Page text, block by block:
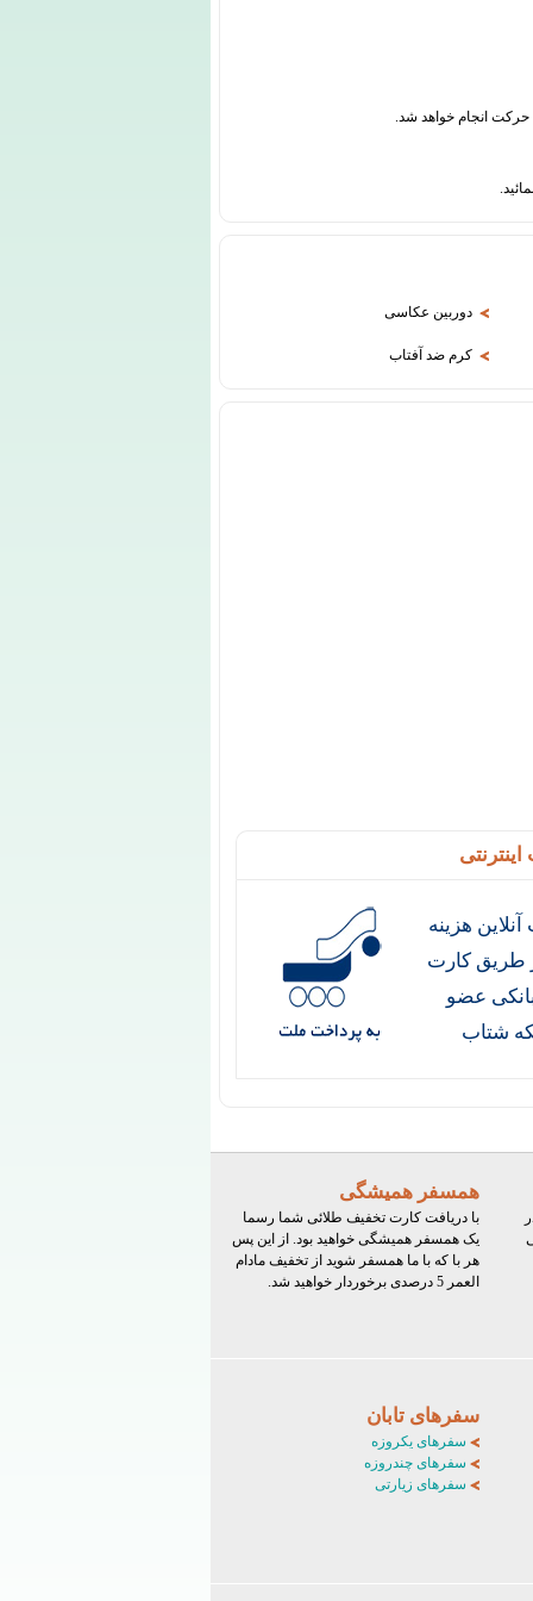
دوربین عکاسی
کرم ضد آفتاب
هزینه
طریق کارت
عضو
شتاب
همسفر همیشگی
با دریافت کارت تخفیف طلائی شما رسما
یک همسفر همیشگی خواهید بود. از این پس
هر با که با ما همسفر شوید از تخفیف مادام
العمر 5 درصدی برخوردار خواهید شد.
سفرهای تابان
سفرهای یکروزه
سفرهای چندروزه
سفرهای زیارتی